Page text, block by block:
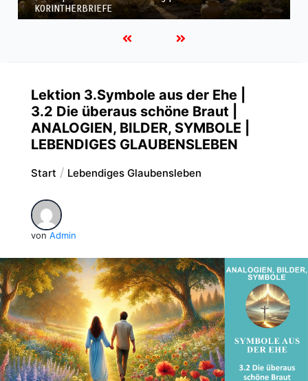
KORINTHERBRIEFE
Lektion 3.Symbole aus der Ehe |
3.2 Die überaus schöne Braut |
ANALOGIEN, BILDER, SYMBOLE |
LEBENDIGES GLAUBENSLEBEN
Start Lebendiges Glaubensleben
von Admin